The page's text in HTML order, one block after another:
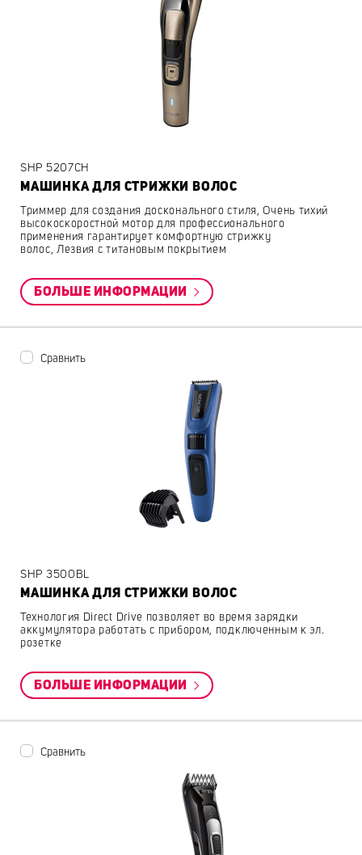
SHP 5207CH
МАШИНКА ДЛЯ СТРИЖКИ ВОЛОС
Триммер для создания досконального стиля, Очень тихий
высокоскоростной мотор для профессионального
применения гарантирует комфортную стрижку
волос, Лезвия с титановым покрытием
БОЛЬШЕ ИНФОРМАЦИИ
Сравнить
SHP 3500BL
МАШИНКА ДЛЯ СТРИЖКИ ВОЛОС
Технология Direct Drive позволяет во время зарядки
аккумулятора работать с прибором, подключенным к эл.
розетке
БОЛЬШЕ ИНФОРМАЦИИ
Сравнить